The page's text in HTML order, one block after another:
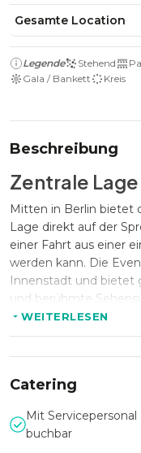
Gesamte Location
Legende Stehend
Gala / Bankett
Kreis
Beschreibung
Zentrale
Mitten in Berlin bietet
Lage direkt auf der
einer Fahrt aus einer
werden kann. Die
Innenstadt und bietet
und berühmte
Veranstaltungen, die
Kapazität &
Sitzplätze im
Panoramafenstern,
WEITERLESEN
Catering
Mit Servicepersonal
buchbar